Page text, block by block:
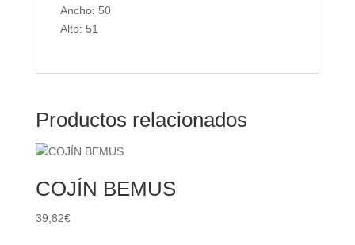
Ancho: 50
Alto: 51
Productos relacionados
COJÍN BEMUS
39,82€